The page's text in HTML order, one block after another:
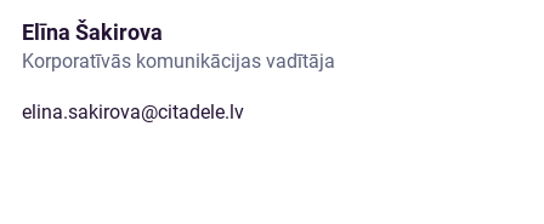
Elīna Šakirova
Korporatīvās komunikācijas vadītāja
elina.sakirova@citadele.lv